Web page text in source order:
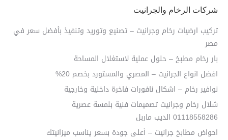
شركات الرخام والجرانيت
تركيب ارضيات رخام وجرانيت – تصنيع وتوريد وتنفيذ بأفضل سعر في
مصر
بار رخام مطبخ – حلول عملية لاستغلال المساحة
افضل انواع الجرانيت – المصري والمستورد بخصم 20%
نوافير رخام – اشكال نافورات فاخرة داخلية وخارجية
شلال رخام وجرانيت تصميمات فنية بلمسة عصرية
01118558286 الديب ماربل
احواض مطابخ جرانيت – أعلى جودة بسعر يناسب ميزانيتك